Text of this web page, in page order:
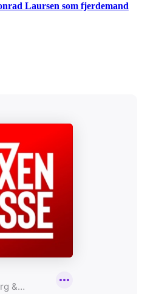
Laursen som fjerdemand